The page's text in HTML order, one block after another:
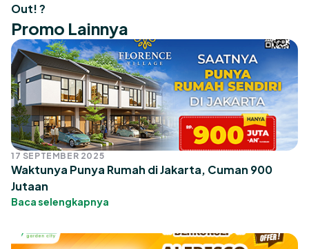
Out! ?
Promo Lainnya
17 SEPTEMBER 2025
Waktunya Punya Rumah di Jakarta, Cuman 900
Jutaan
Baca selengkapnya